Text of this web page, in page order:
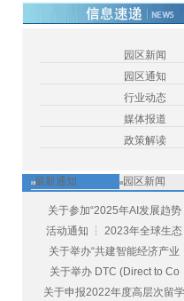
园区新闻
园区通知
行业动态
媒体报道
政策解读
最新通知 园区新闻
关于参加“2025年AI发展趋势
活动通知 ┆ 2023年全球生态
关于举办“共建智能经济产业
关于举办 DTC (Direct to Co
关于申报2022年度高层次留学